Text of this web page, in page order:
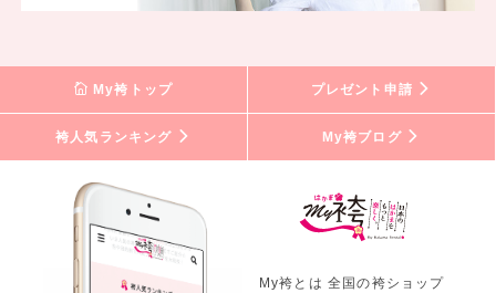
My袴トップ プレゼント申請
袴人気ランキング My袴ブログ
My袴とは 全国の袴ショップ